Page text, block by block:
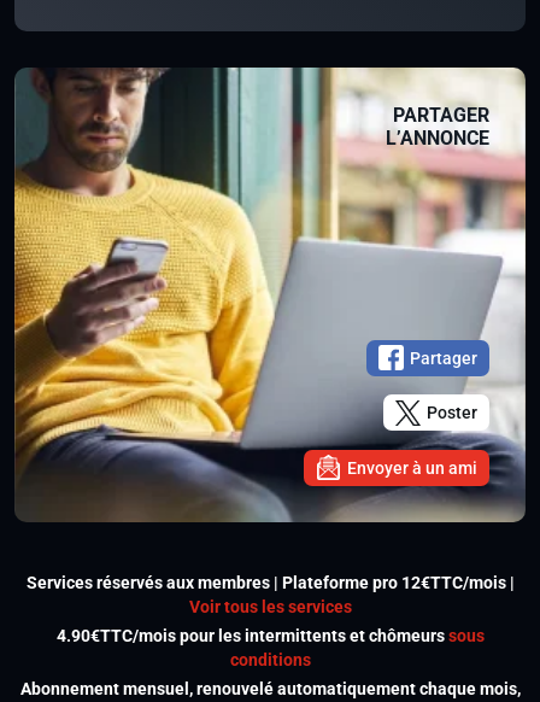
PARTAGER
L’ANNONCE
Partager
Poster
Envoyer à un ami
Services réservés aux membres | Plateforme pro 12€TTC/mois |
Voir tous les services
4.90€TTC/mois pour les intermittents et chômeurssous
conditions
Abonnement mensuel, renouvelé automatiquement chaque mois,